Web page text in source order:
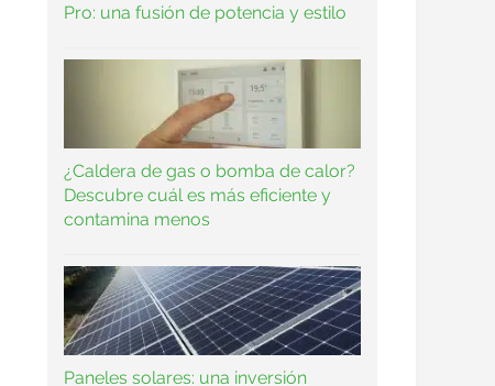
Pro: una fusión de potencia y estilo
¿Caldera de gas o bomba de calor?
Descubre cuál es más eficiente y
contamina menos
Paneles solares: una inversión